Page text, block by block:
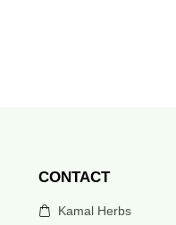
CONTACT
Kamal Herbs